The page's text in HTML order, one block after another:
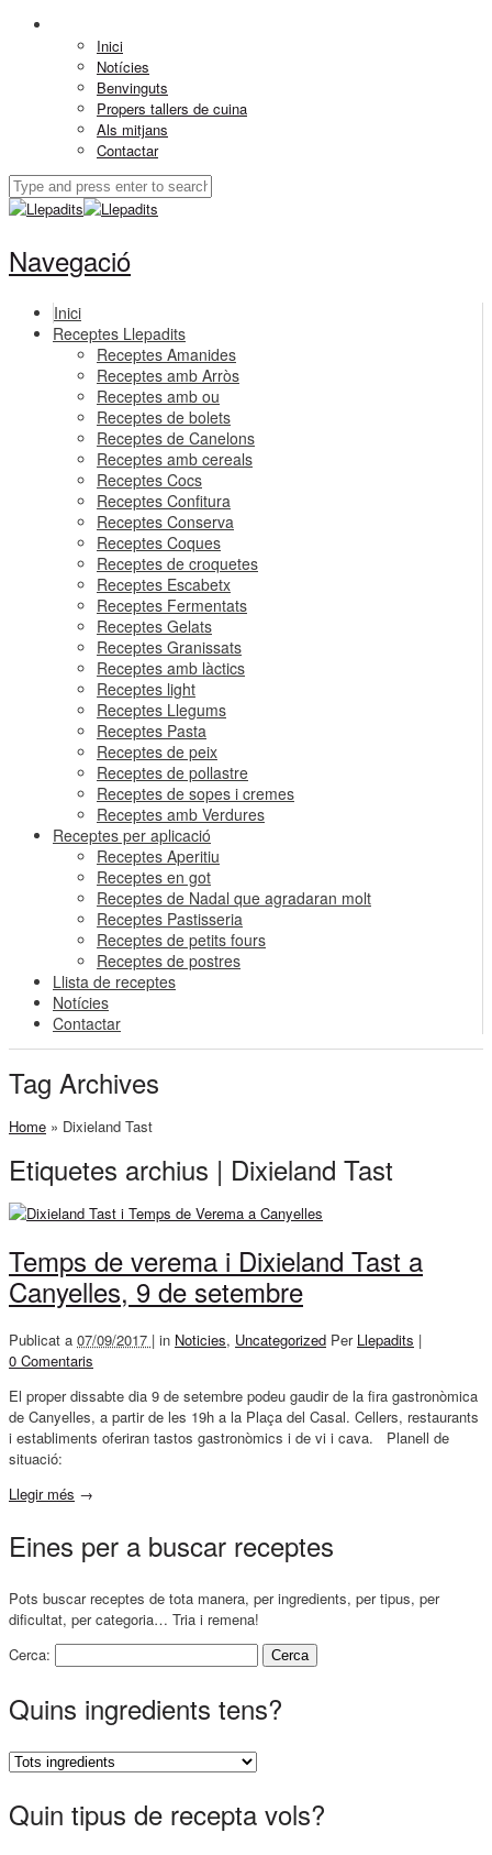
Inici
Notícies
Benvinguts
Propers tallers de cuina
Als mitjans
Contactar
Navegació
Inici
Receptes Llepadits
Receptes Amanides
Receptes amb Arròs
Receptes amb ou
Receptes de bolets
Receptes de Canelons
Receptes amb cereals
Receptes Cocs
Receptes Confitura
Receptes Conserva
Receptes Coques
Receptes de croquetes
Receptes Escabetx
Receptes Fermentats
Receptes Gelats
Receptes Granissats
Receptes amb làctics
Receptes light
Receptes Llegums
Receptes Pasta
Receptes de peix
Receptes de pollastre
Receptes de sopes i cremes
Receptes amb Verdures
Receptes per aplicació
Receptes Aperitiu
Receptes en got
Receptes de Nadal que agradaran molt
Receptes Pastisseria
Receptes de petits fours
Receptes de postres
Llista de receptes
Notícies
Contactar
Tag Archives
Home » Dixieland Tast
Etiquetes archius | Dixieland Tast
Temps de verema i Dixieland Tast a
Canyelles, 9 de setembre
Publicat a 07/09/2017 | in Noticies, Uncategorized Per Llepadits |
0 Comentaris
El proper dissabte dia 9 de setembre podeu gaudir de la fira gastronòmica
de Canyelles, a partir de les 19h a la Plaça del Casal. Cellers, restaurants
i establiments oferiran tastos gastronòmics i de vi i cava. Planell de
situació:
Llegir més →
Eines per a buscar receptes
Pots buscar receptes de tota manera, per ingredients, per tipus, per
dificultat, per categoria… Tria i remena!
Cerca:
Quins ingredients tens?
Quin tipus de recepta vols?